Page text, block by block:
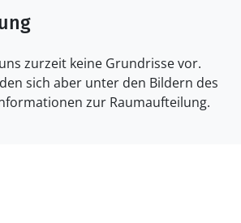
zurzeit keine Grundrisse vor.
sich aber unter den Bildern des
zur Raumaufteilung.